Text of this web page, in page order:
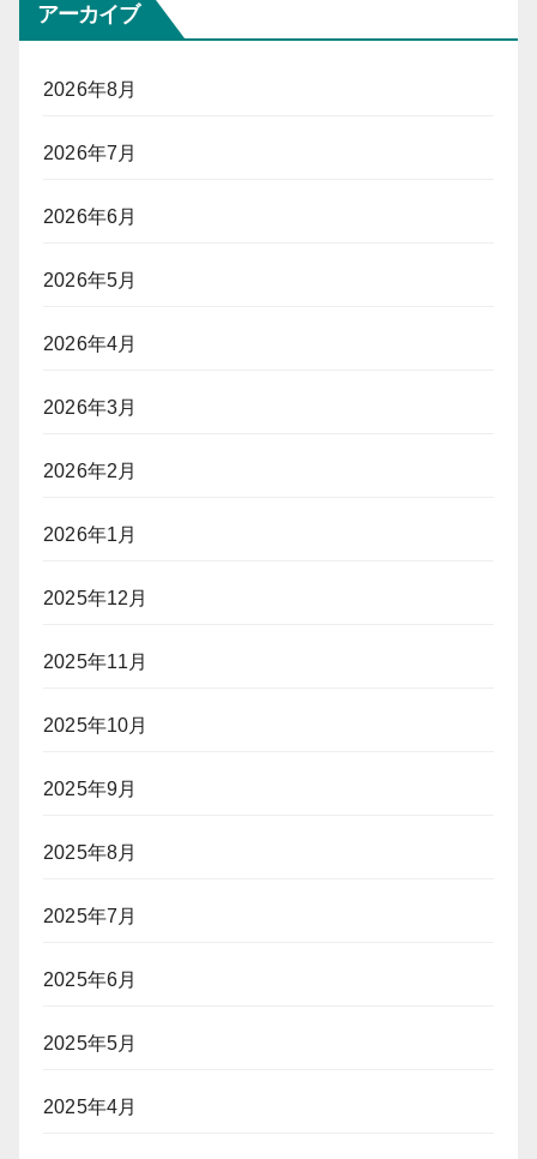
アーカイブ
2026年8月
2026年7月
2026年6月
2026年5月
2026年4月
2026年3月
2026年2月
2026年1月
2025年12月
2025年11月
2025年10月
2025年9月
2025年8月
2025年7月
2025年6月
2025年5月
2025年4月